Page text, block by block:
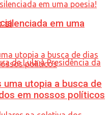
em uma
utopia a busca de
em nossos políticos